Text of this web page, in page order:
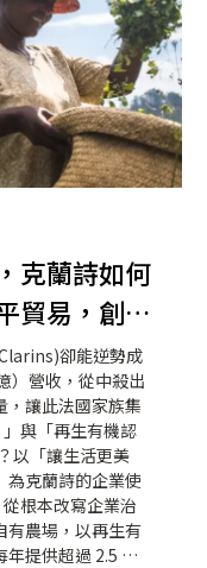
克蘭詩如何
貿易，創近
卻能逆勢成
）營收，從中殺出
，讓此法國家族集
與「再生有機認
以「讓生活更美
為克蘭詩的企業使
根本改寫企業治
有農場，以再生有
提供超過 2.5 公